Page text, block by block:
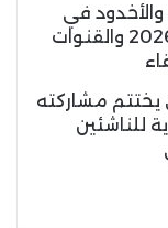
والأخدود في
الدوري السعودي 2026 والقنوات
مشاركته
للناشئين